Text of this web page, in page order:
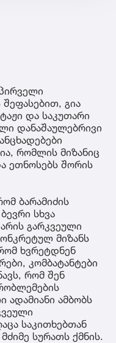
გია
და საკუთარი
დანაშაულებრივი
რომლის მიზანიც
ეთნოსებს შორის
ბარამიძის
სხვა
გარკვეული
მიზანს
ხვრეტდნენ
კომბატანტები
რომ შენ
ადამიანი ამბობს
საკითხებთან
სურათს ქმნის.